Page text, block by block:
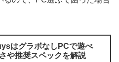
はグラボなしPCで遊べ
や推奨スペックを解説